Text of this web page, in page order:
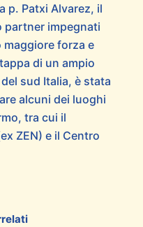
p. Patxi Alvarez, il
partner impegnati
forza e
di un ampio
sud Italia, è stata
alcuni dei luoghi
tra cui il
ZEN) e il Centro